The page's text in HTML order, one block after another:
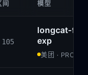
模型
longcat-
exp
美团 ·